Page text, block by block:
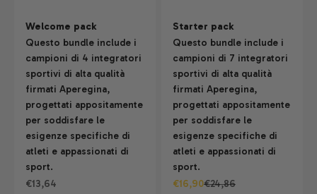
Welcome pack
Questo bundle include i
campioni di 4 integratori
sportivi di alta qualità
firmati Aperegina,
progettati appositamente
per soddisfare le
esigenze specifiche di
atleti e appassionati di
sport.
Prezzo scontato
€13,64
Starter pack
Questo bundle include i
campioni di 7 integratori
sportivi di alta qualità
firmati Aperegina,
progettati appositamente
per soddisfare le
esigenze specifiche di
atleti e appassionati di
sport.
Prezzo scontato
€16,90Prezzo
€24,86